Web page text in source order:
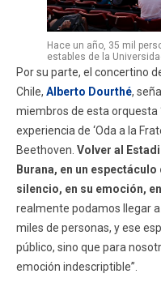
Hace un año, 35 mil
estables de la
Por su parte, el concertino
Chile, Alberto Dourthé,
miembros de esta orquesta
experiencia de ‘Oda a la
Beethoven. Volver al
Burana, en un
silencio, en su emoción,
realmente podamos llegar
miles de personas, y ese
público, sino que para
emoción indescriptible”.